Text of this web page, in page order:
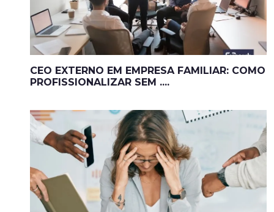
CEO EXTERNO EM EMPRESA FAMILIAR: COMO
PROFISSIONALIZAR SEM ....